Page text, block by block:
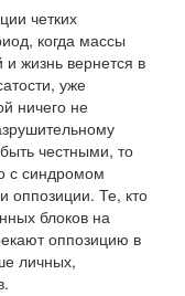
четких
когда массы
жизнь вернется в
уже
ничего не
честными, то
с синдромом
оппозиции. Те, кто
блоков на
оппозицию в
личных,